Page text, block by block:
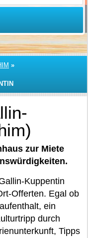
»
zur Miete
Kuppentin
Offerten. Egal ob
ein
durch
Tipps